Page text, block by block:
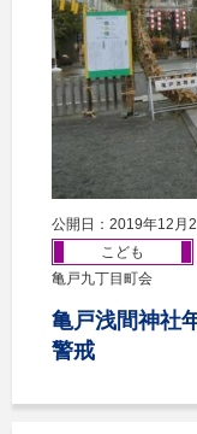
公開日：2019年12月
こども
亀戸九丁目町会
亀戸浅間神社
警戒